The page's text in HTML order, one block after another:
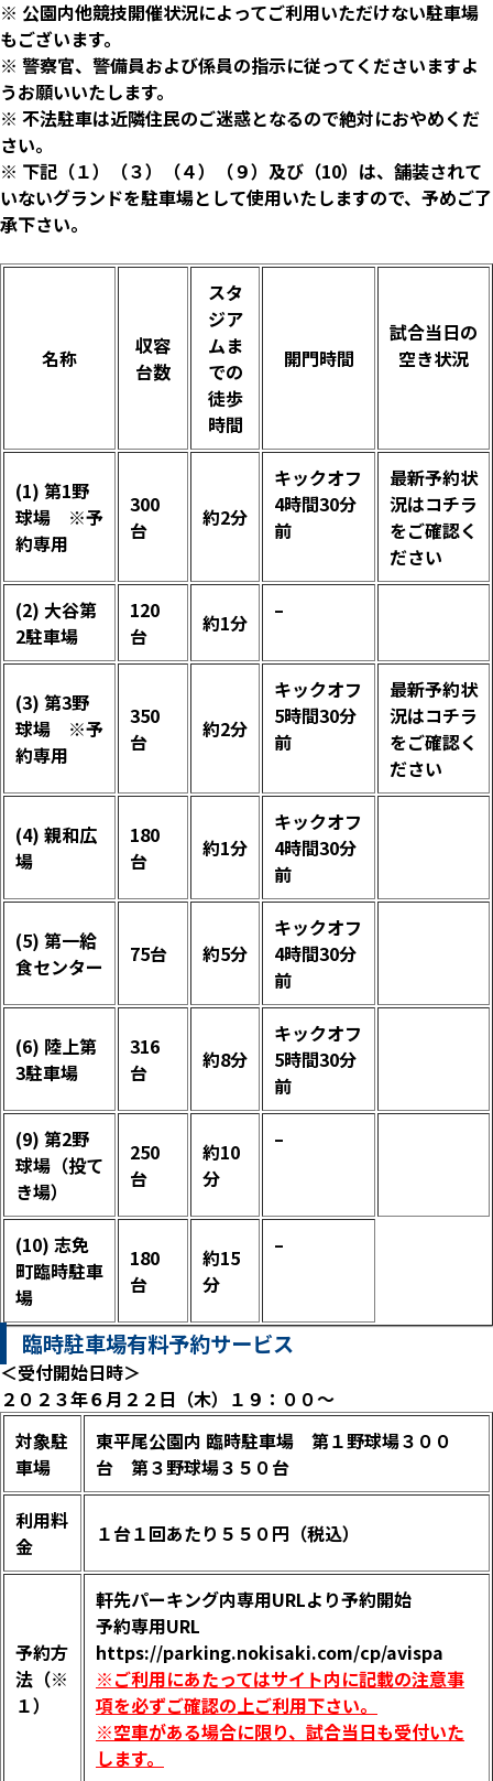
※ 公園内他競技開催状況によってご利用いただけない駐車場
もございます。
※ 警察官、警備員および係員の指示に従ってくださいますよ
うお願いいたします。
※ 不法駐車は近隣住民のご迷惑となるので絶対におやめくだ
さい。
※ 下記（１）（３）（４）（９）及び（10）は、舗装されて
いないグランドを駐車場として使用いたしますので、予めご了
承下さい。
名称
収容
台数
スタ
ジア
ムま
での
徒歩
時間
開門時間
試合当日の
空き状況
(1) 第1野
球場 ※予
約専用
300
台
約2分
キックオフ
4時間30分
前
最新予約状
況はコチラ
をご確認く
ださい
(2) 大谷第
2駐車場
120
台
約1分 –
(3) 第3野
球場 ※予
約専用
350
台
約2分
キックオフ
5時間30分
前
最新予約状
況はコチラ
をご確認く
ださい
(4) 親和広
場
180
台
約1分
キックオフ
4時間30分
前
(5) 第一給
食センター
75台 約5分
キックオフ
4時間30分
前
(6) 陸上第
3駐車場
316
台
約8分
キックオフ
5時間30分
前
(9) 第2野
球場（投て
き場）
250
台
約10
分
–
(10) 志免
町臨時駐車
場
180
台
約15
分
–
臨時駐車場有料予約サービス
＜受付開始日時＞
２０２３年６月２２日（木）１９：００～
対象駐
車場
東平尾公園内 臨時駐車場 第１野球場３００
台 第３野球場３５０台
利用料
金
１台１回あたり５５０円（税込）
予約方
法（※
１）
軒先パーキング内専用URLより予約開始
予約専用URL
https://parking.nokisaki.com/cp/avispa
※ご利用にあたってはサイト内に記載の注意事
項を必ずご確認の上ご利用下さい。
※空車がある場合に限り、試合当日も受付いた
します。